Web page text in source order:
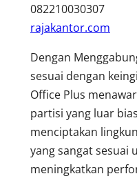
082210030307
rajakantor.com
Dengan
sesuai dengan
Office Plus
partisi yang luar
menciptakan
yang sangat sesuai
meningkatkan